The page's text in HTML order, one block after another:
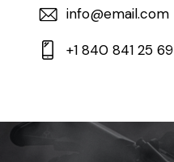
info@email.com
+1 840 841 25 69